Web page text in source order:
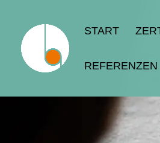
START
REFERENZEN